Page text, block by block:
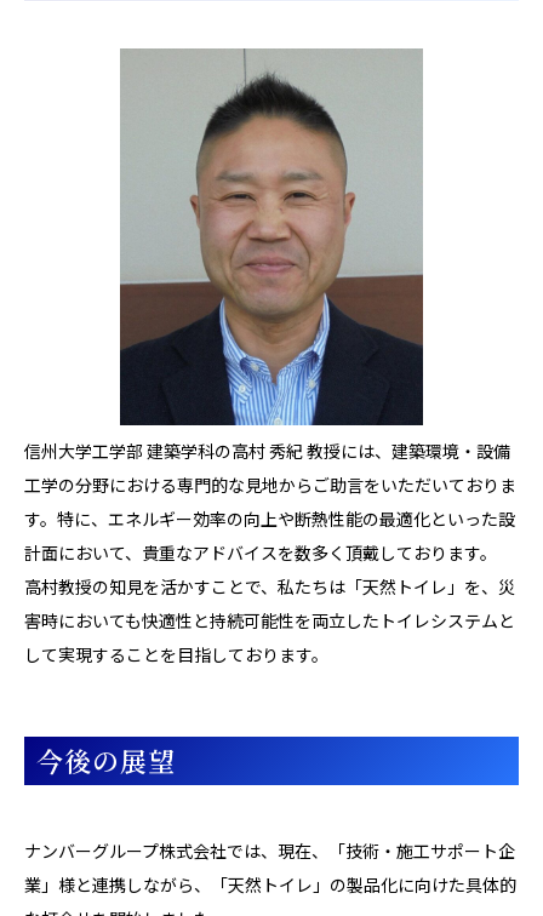
信州大学工学部 建築学科の高村 秀紀 教授には、建築環境・設備
工学の分野における専門的な見地からご助言をいただいておりま
す。特に、エネルギー効率の向上や断熱性能の最適化といった設
計面において、貴重なアドバイスを数多く頂戴しております。
高村教授の知見を活かすことで、私たちは「天然トイレ」を、災
害時においても快適性と持続可能性を両立したトイレシステムと
して実現することを目指しております。
今後の展望
ナンバーグループ株式会社では、現在、「技術・施工サポート企
業」様と連携しながら、「天然トイレ」の製品化に向けた具体的